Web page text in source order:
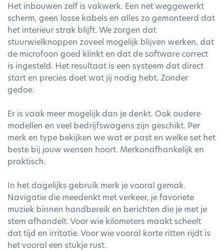
Het inbouwen zelf is vakwerk. Een net weggewerkt
scherm, geen losse kabels en alles zo gemonteerd dat
het interieur strak blijft. We zorgen dat
stuurwielknoppen zoveel mogelijk blijven werken, dat
de microfoon goed klinkt en dat de software correct
is ingesteld. Het resultaat is een systeem dat direct
start en precies doet wat jij nodig hebt. Zonder
gedoe.
Er is vaak meer mogelijk dan je denkt. Ook oudere
modellen en veel bedrijfswagens zijn geschikt. Per
merk en type bekijken we wat er past en welke set het
beste bij jouw wensen hoort. Merkonafhankelijk en
praktisch.
In het dagelijks gebruik merk je vooral gemak.
Navigatie die meedenkt met verkeer, je favoriete
muziek binnen handbereik en berichten die je met je
stem afhandelt. Voor wie kilometers maakt scheelt
dat tijd en irritatie. Voor wie vooral korte ritten rijdt is
het vooral een stukje rust.